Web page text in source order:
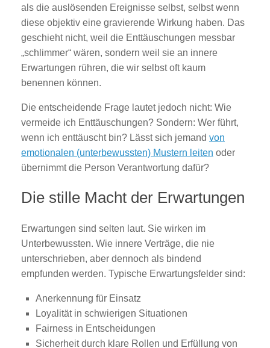
als die auslösenden Ereignisse selbst, selbst wenn
diese objektiv eine gravierende Wirkung haben. Das
geschieht nicht, weil die Enttäuschungen messbar
„schlimmer“ wären, sondern weil sie an innere
Erwartungen rühren, die wir selbst oft kaum
benennen können.
Die entscheidende Frage lautet jedoch nicht: Wie
vermeide ich Enttäuschungen? Sondern: Wer führt,
wenn ich enttäuscht bin? Lässt sich jemand von
emotionalen (unterbewussten) Mustern leiten oder
übernimmt die Person Verantwortung dafür?
Die stille Macht der Erwartungen
Erwartungen sind selten laut. Sie wirken im
Unterbewussten. Wie innere Verträge, die nie
unterschrieben, aber dennoch als bindend
empfunden werden. Typische Erwartungsfelder sind:
Anerkennung für Einsatz
Loyalität in schwierigen Situationen
Fairness in Entscheidungen
Sicherheit durch klare Rollen und Erfüllung von